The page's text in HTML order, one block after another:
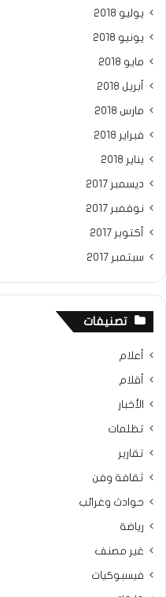
يوليو 2018
يونيو 2018
مايو 2018
أبريل 2018
مارس 2018
فبراير 2018
يناير 2018
ديسمبر 2017
نوفمبر 2017
أكتوبر 2017
سبتمبر 2017
تصنيفات
أعلام
أقلام
الأخبار
تظلمات
تقارير
ثقافة وفن
حوادث وغرائب
رياضة
غير مصنف
فيسبوكيات